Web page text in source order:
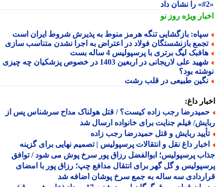
ویژهروز نو
بازگشایی تنگه هرمز منوط به پذیرش شروط ایران است
بازنشستگان فولاد در اعتراض به اجرا نشدن متناسب سازی
لیگ برتری با پرسپولیس 4 ساله بست
شهید علی لاریجانی در اربعین 1403 در خصوص پزشکیان چه چیزی
بود؟
طبیعی در قلب رشت
داغ:
رجب زاده کیست؟ / قتل هولناک مداح سرشناس پس از
فیلم جنایت برای خانواده ارسال شد
ربایش و قتل حمیدرضا رجب زاده
داغ نقل و انتقالات پرسپولیس | تصمیم نهایی برای گزینه
پرسپولیس؛ ابوالفضل رزاق پور سرخ پوش می شود / توافق
و گل گهر برای انتقال مدافع چپ؛ رزاق پور با امضای
سه ساله به جمع سرخ پوشان اضافه شد